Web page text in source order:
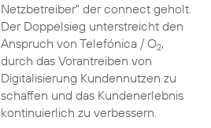
Netzbetreiber“ der connect geholt.
Der Doppelsieg unterstreicht den
Anspruch von Telefónica / O2,
durch das Vorantreiben von
Digitalisierung Kundennutzen zu
schaffen und das Kundenerlebnis
kontinuierlich zu verbessern.